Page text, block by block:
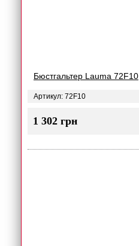
Бюстгальтер Lauma 72F10
Артикул: 72F10
1 302 грн